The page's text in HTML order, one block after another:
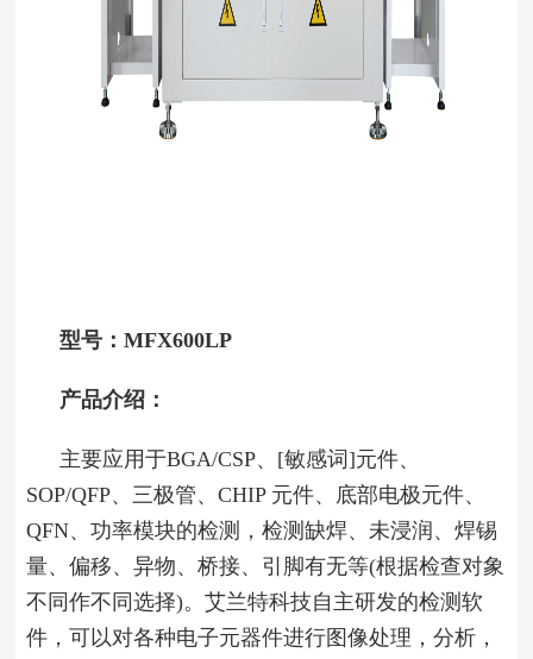
型号： MFX600LP
产品介绍：
主要应用于BGA/CSP、[敏感词]元件、
SOP/QFP、三极管、CHIP 元件、底部电极元件、
QFN、功率模块的检测，检测缺焊、未浸润、焊锡
量、偏移、异物、桥接、引脚有无等(根据检查对象
不同作不同选择)。艾兰特科技自主研发的检测软
件，可以对各种电子元器件进行图像处理，分析，